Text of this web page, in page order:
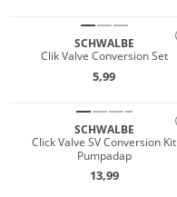
SCHWALBE
Clik Valve Conversion Set
5,99
SCHWALBE
Click Valve SV Conversion Kit
Pumpadap
13,99